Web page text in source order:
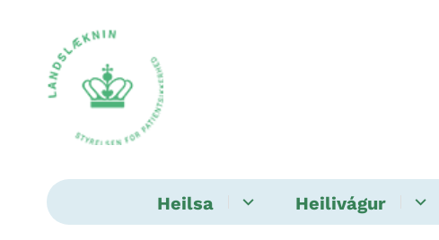
Heilsa Heilivágur